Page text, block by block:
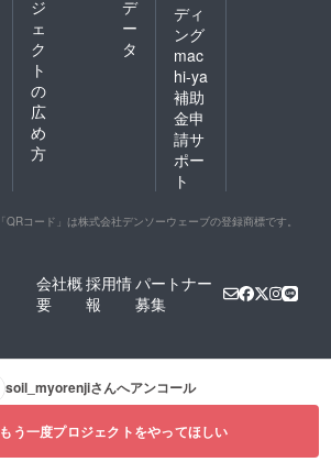
ジ
ェ
ク
ト
の
広
め
方
デ
ー
タ
ディ
ング
mac
hi-ya
補助
金申
請サ
ポー
ト
「QRコード」は株式会社デンソーウェーブの登録商標です。
会社概
要
採用情
報
パートナー
募集
soil_myorenjiさんへアンコール
もう一度プロジェクトをやってほしい